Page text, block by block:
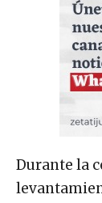
Durante la